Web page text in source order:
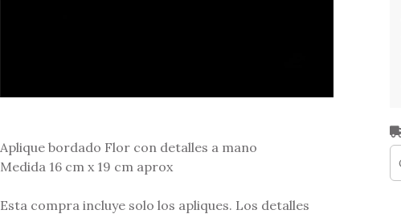
Aplique bordado Flor con detalles a mano
Medida 16 cm x 19 cm aprox
Esta compra incluye solo los apliques. Los detalles